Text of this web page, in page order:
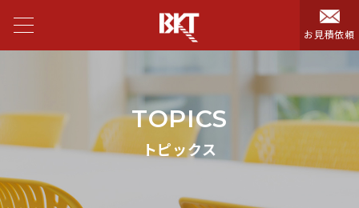
お見積依頼
TOPICS
トピックス